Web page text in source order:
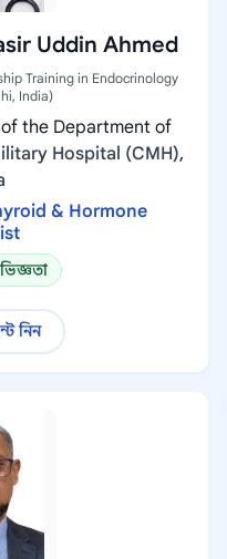
Uddin Ahmed
Training in Endocrinology
India)
the Department of
Hospital (CMH),
& Hormone
নিন